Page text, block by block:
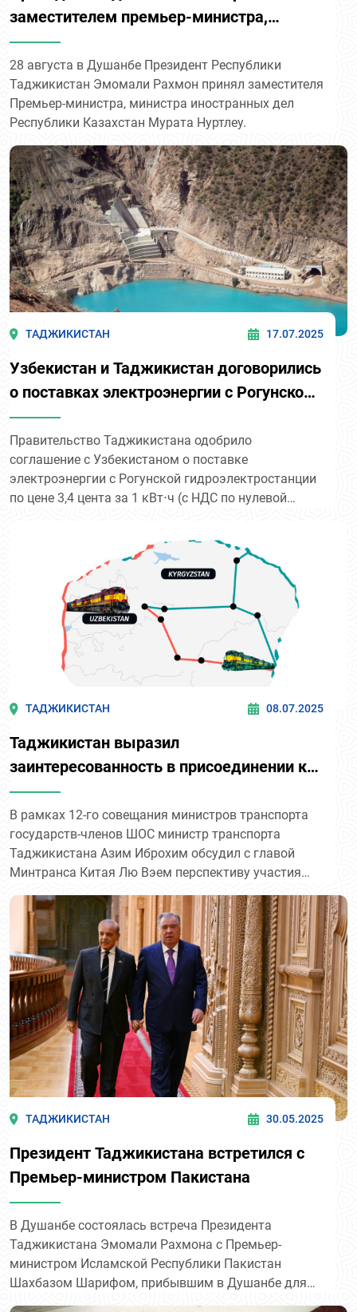
заместителем премьер-министра,
министром иностранных дел Казахстана
28 августа в Душанбе Президент Республики
Таджикистан Эмомали Рахмон принял заместителя
Премьер-министра, министра иностранных дел
Республики Казахстан Мурата Нуртлеу.
ТАДЖИКИСТАН 17.07.2025
Узбекистан и Таджикистан договорились
о поставках электроэнергии с Рогунской
ГЭС
Правительство Таджикистана одобрило
соглашение с Узбекистаном о поставке
электроэнергии с Рогунской гидроэлектростанции
по цене 3,4 цента за 1 кВт⋅ч (с НДС по нулевой
ТАДЖИКИСТАН 08.07.2025
Таджикистан выразил
заинтересованность в присоединении к
проекту железной дороги Китай –
Кыргызстан – Узбекистан
В рамках 12-го совещания министров транспорта
государств-членов ШОС министр транспорта
Таджикистана Азим Иброхим обсудил с главой
Минтранса Китая Лю Вэем перспективу участия
Душанбе в проекте железной дороги Китай –
Кыргызстан – Узбекистан.
ТАДЖИКИСТАН 30.05.2025
Президент Таджикистана встретился с
Премьер-министром Пакистана
В Душанбе состоялась встреча Президента
Таджикистана Эмомали Рахмона с Премьер-
министром Исламской Республики Пакистан
Шахбазом Шарифом, прибывшим в Душанбе для